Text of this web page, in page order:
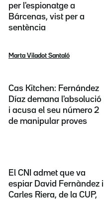
per l'espionatge a
Bárcenas, vist per a
sentència
Marta Viladot Santaló
Cas Kitchen: Fernández
Díaz demana l'absolució
i acusa el seu número 2
de manipular proves
El CNI admet que va
espiar David Fernàndez i
Carles Riera, de la CUP,